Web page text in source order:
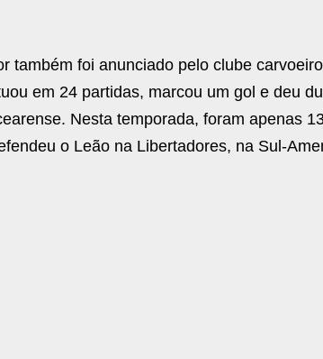
também foi anunciado pelo clube
em 24 partidas, marcou um gol e deu
Nesta temporada, foram apenas
o Leão na Libertadores, na Sul-